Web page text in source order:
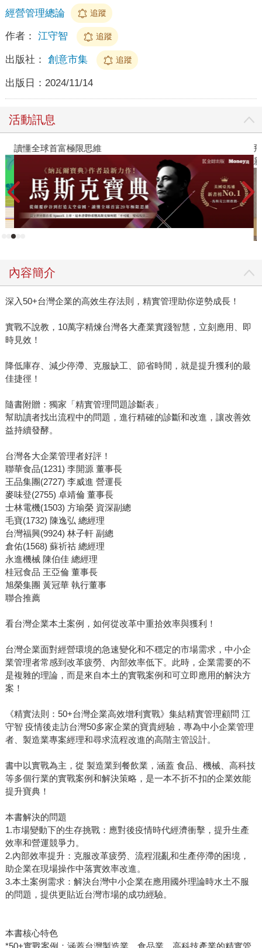
經營管理總論
追蹤
作者： 江守智 追蹤
出版社： 創意市集 追蹤
出版日： 2024/11/14
活動訊息
讀懂全球首富極限思維
內容簡介
深入50+台灣企業的高效生存法則，精實管理助你逆勢成長！
實戰不說教，10萬字精煉台灣各大產業實踐智慧，立刻應用、即
時見效！
降低庫存、減少停滯、克服缺工、節省時間，就是提升獲利的最
佳捷徑！
隨書附贈：獨家「精實管理問題診斷表」
幫助讀者找出流程中的問題，進行精確的診斷和改進，讓改善效
益持續發酵。
台灣各大企業管理者好評！
聯華食品(1231) 李開源 董事長
王品集團(2727) 李威進 營運長
麥味登(2755) 卓靖倫 董事長
士林電機(1503) 方瑜榮 資深副總
毛寶(1732) 陳逸弘 總經理
台灣福興(9924) 林子軒 副總
倉佑(1568) 蘇祈祜 總經理
永進機械 陳伯佳 總經理
桂冠食品 王亞倫 董事長
旭榮集團 黃冠華 執行董事
聯合推薦
看台灣企業本土案例，如何從改革中重拾效率與獲利！
台灣企業面對經營環境的急速變化和不穩定的市場需求，中小企
業管理者常感到改革疲勞、內部效率低下。此時，企業需要的不
是複雜的理論，而是來自本土的實戰案例和可立即應用的解決方
案！
《精實法則：50+台灣企業高效增利實戰》集結精實管理顧問 江
守智 疫情後走訪台灣50多家企業的寶貴經驗，專為中小企業管理
者、製造業專案經理和尋求流程改進的高階主管設計。
書中以實戰為主，從 製造業到餐飲業，涵蓋 食品、機械、高科技
等多個行業的實戰案例和解決策略，是一本不折不扣的企業效能
提升寶典！
本書解決的問題
1.市場變動下的生存挑戰：應對後疫情時代經濟衝擊，提升生產
效率和營運競爭力。
2.內部效率提升：克服改革疲勞、流程混亂和生產停滯的困境，
助企業在現場操作中落實效率改進。
3.本土案例需求：解決台灣中小企業在應用國外理論時水土不服
的問題，提供更貼近台灣市場的成功經驗。
本書核心特色
*50+實戰案例：涵蓋台灣製造業、食品業、高科技產業的精實管